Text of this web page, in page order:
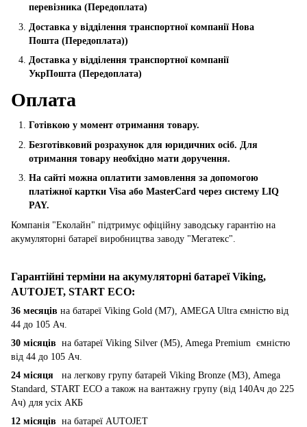
перевізника (Передоплата)
Доставка у відділення транспортної компанії Нова
Пошта (Передоплата))
Доставка у відділення транспортної компанії
УкрПошта (Пeредоплата)
Оплата
Готівкою у момент отримання товару.
Безготівковий розрахунок для юридичних осіб. Для
отримання товару необхідно мати доручення.
На сайті можна оплатити замовлення за допомогою
платіжної картки Visa або MasterCard через систему LIQ
PAY.
Компанія "Еколайн" підтримує офіційну заводську гарантію на
акумуляторні батареї виробництва заводу "Мегатекс".
Гарантійні терміни на акумуляторні батареї Viking,
AUTOJET, START ECO:
36 месяців на батареї Viking Gold (M7), AMEGA Ultra ємністю від
44 до 105 Ач.
30 місяців на батареї Viking Silver (M5), Amega Premium ємністю
від 44 до 105 Ач.
24 місяця на легкову групу батарей Viking Bronze (M3), Amega
Standard, START ECO а також на вантажну групу (від 140Ач до 225
Ач) для усіх АКБ
12 місяців на батареї AUTOJET